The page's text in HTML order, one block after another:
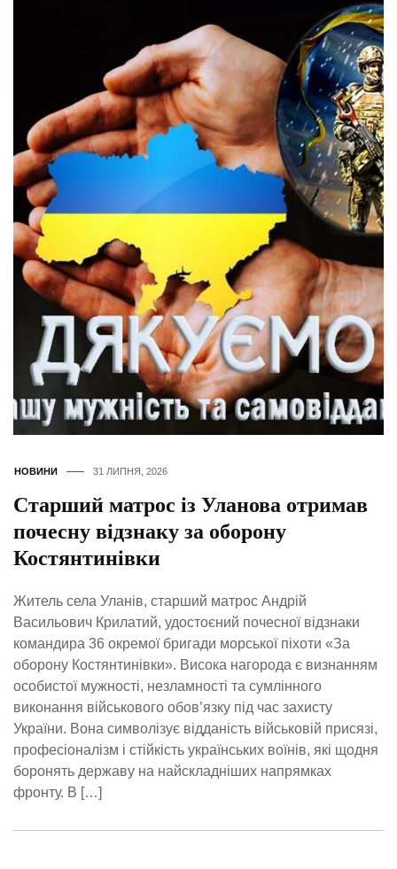
НОВИНИ 31 ЛИПНЯ, 2026
Старший матрос із Уланова отримав
почесну відзнаку за оборону
Костянтинівки
Житель села Уланів, старший матрос Андрій
Васильович Крилатий, удостоєний почесної відзнаки
командира 36 окремої бригади морської піхоти «За
оборону Костянтинівки». Висока нагорода є визнанням
особистої мужності, незламності та сумлінного
виконання військового обов’язку під час захисту
України. Вона символізує відданість військовій присязі,
професіоналізм і стійкість українських воїнів, які щодня
боронять державу на найскладніших напрямках
фронту. В […]